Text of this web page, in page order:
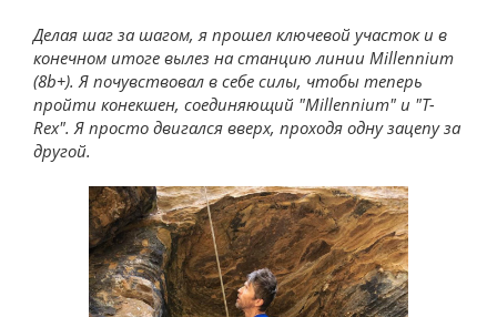
Делая шаг за шагом, я прошел ключевой участок и в
конечном итоге вылез на станцию линии Millennium
(8b+). Я почувствовал в себе силы, чтобы теперь
пройти конекшен, соединяющий "Millennium" и "T-
Rex". Я просто двигался вверх, проходя одну зацепу за
другой.